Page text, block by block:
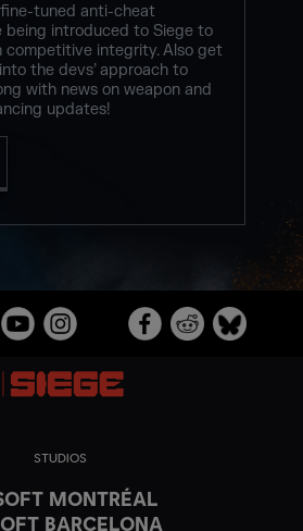
fine-tuned anti-cheat
being introduced to Siege to
competitive integrity. Also get
the devs’ approach to
with news on weapon and
updates!
STUDIOS
MONTRÉAL
BARCELONA